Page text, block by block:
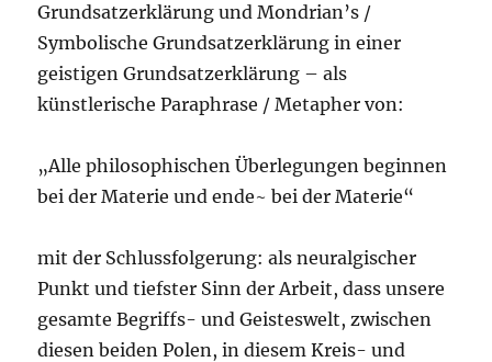
Grundsatzerklärung und Mondrian’s /
Symbolische Grundsatzerklärung in einer
geistigen Grundsatzerklärung – als
künstlerische Paraphrase / Metapher von:
„Alle philosophischen Überlegungen beginnen
bei der Materie und ende~ bei der Materie“
mit der Schlussfolgerung: als neuralgischer
Punkt und tiefster Sinn der Arbeit, dass unsere
gesamte Begriffs- und Geisteswelt, zwischen
diesen beiden Polen, in diesem Kreis- und